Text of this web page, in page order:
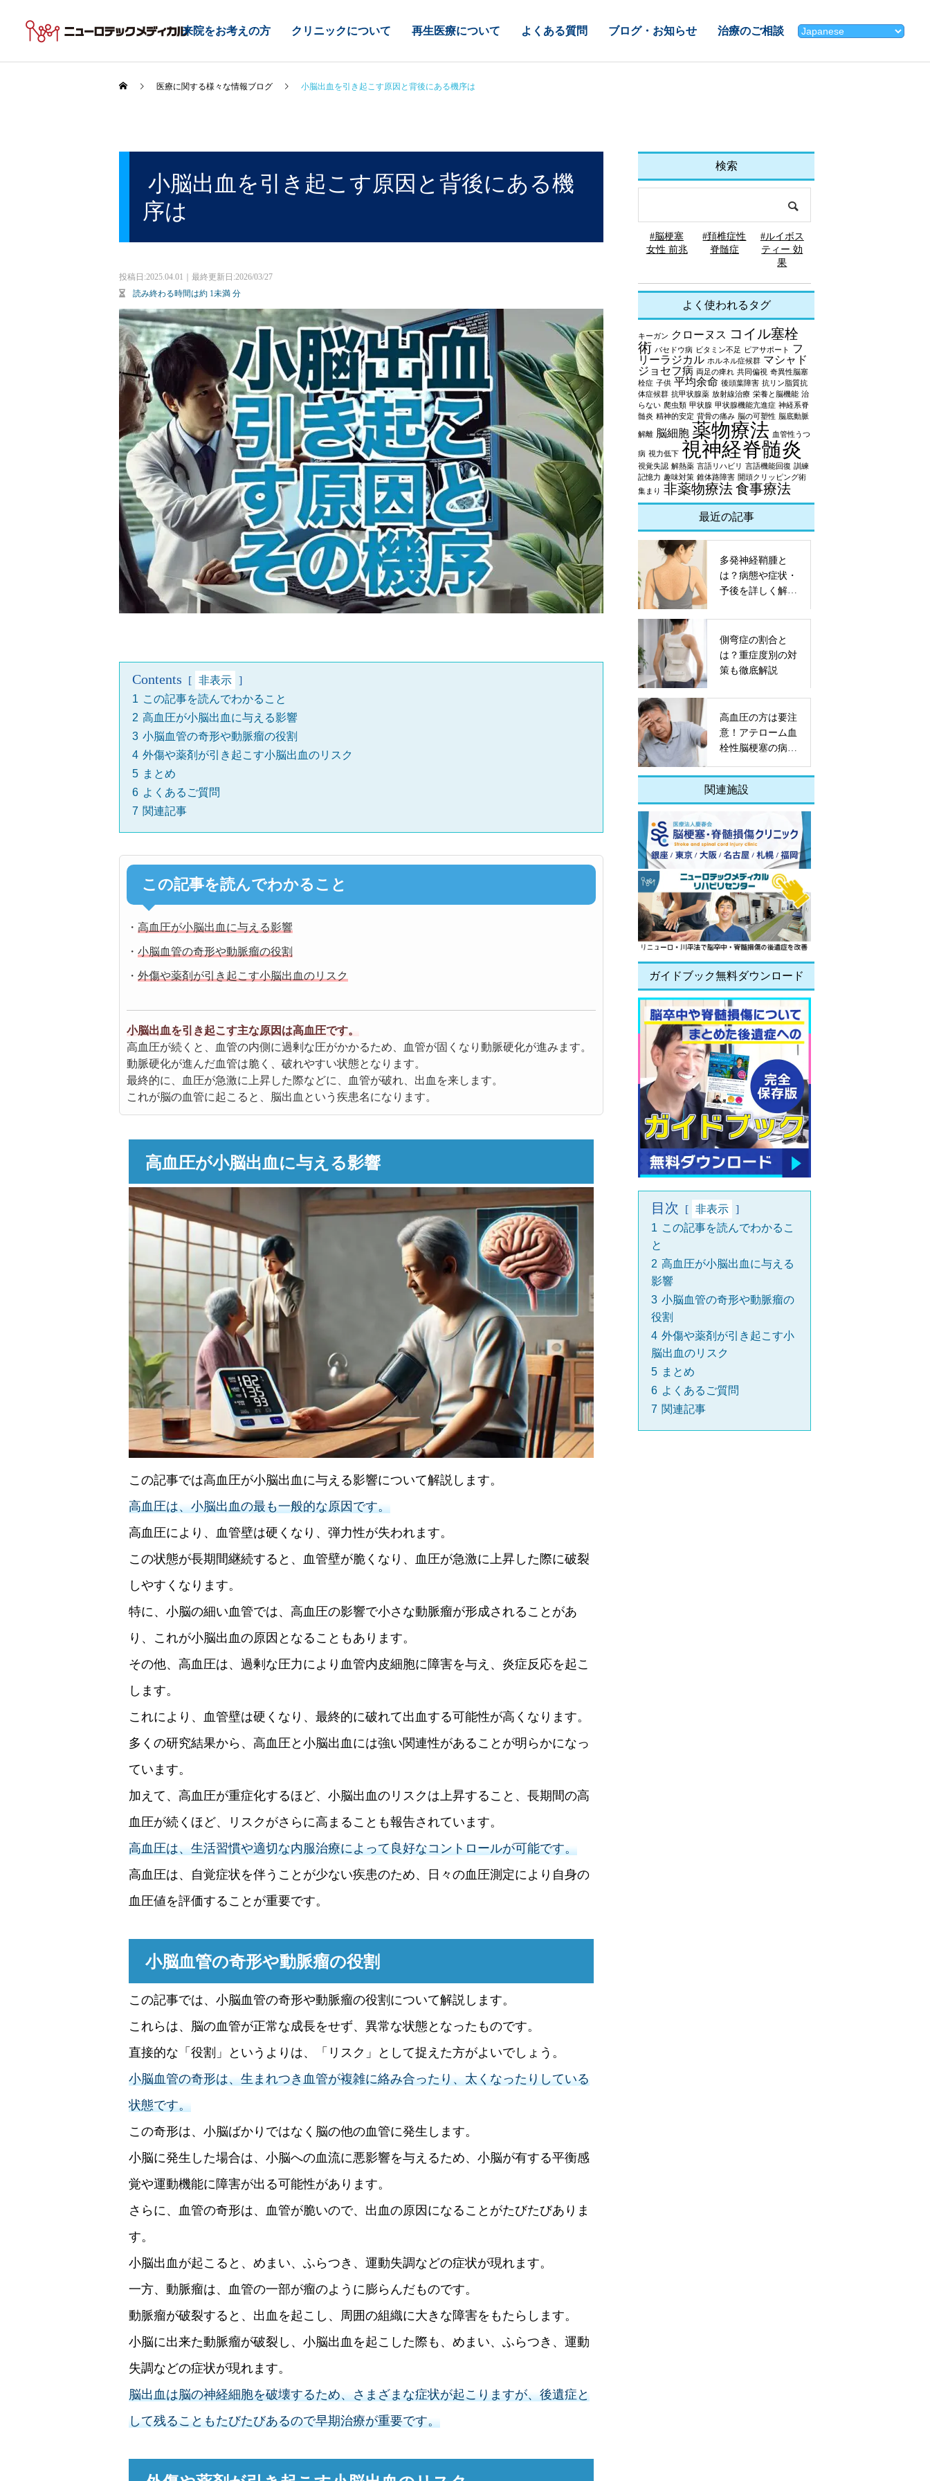
来院をお考えの方 クリニックについて 再生医療について よくある質問 ブログ・お知らせ 治療のご相談
医療に関する様々な情報ブログ 小脳出血を引き起こす原因と背後にある機序は
小脳出血を引き起こす原因と背後にある機
序は
投稿日:2025.04.01｜最終更新日:2026/03/27
読み終わる時間は約 1未満 分
Contents
非表示
1 この記事を読んでわかること
2 高血圧が小脳出血に与える影響
3 小脳血管の奇形や動脈瘤の役割
4 外傷や薬剤が引き起こす小脳出血のリスク
5 まとめ
6 よくあるご質問
7 関連記事
この記事を読んでわかること
・ 高血圧が小脳出血に与える影響
・ 小脳血管の奇形や動脈瘤の役割
・ 外傷や薬剤が引き起こす小脳出血のリスク
小脳出血を引き起こす主な原因は高血圧です。
高血圧が続くと、血管の内側に過剰な圧がかかるため、血管が固くなり動脈硬化が進みます。
動脈硬化が進んだ血管は脆く、破れやすい状態となります。
最終的に、血圧が急激に上昇した際などに、血管が破れ、出血を来します。
これが脳の血管に起こると、脳出血という疾患名になります。
高血圧が小脳出血に与える影響
この記事では高血圧が小脳出血に与える影響について解説します。
高血圧は、小脳出血の最も一般的な原因です。
高血圧により、血管壁は硬くなり、弾力性が失われます。
この状態が長期間継続すると、血管壁が脆くなり、血圧が急激に上昇した際に破裂
しやすくなります。
特に、小脳の細い血管では、高血圧の影響で小さな動脈瘤が形成されることがあ
り、これが小脳出血の原因となることもあります。
その他、高血圧は、過剰な圧力により血管内皮細胞に障害を与え、炎症反応を起こ
します。
これにより、血管壁は硬くなり、最終的に破れて出血する可能性が高くなります。
多くの研究結果から、高血圧と小脳出血には強い関連性があることが明らかになっ
ています。
加えて、高血圧が重症化するほど、小脳出血のリスクは上昇すること、長期間の高
血圧が続くほど、リスクがさらに高まることも報告されています。
高血圧は、生活習慣や適切な内服治療によって良好なコントロールが可能です。
高血圧は、自覚症状を伴うことが少ない疾患のため、日々の血圧測定により自身の
血圧値を評価することが重要です。
小脳血管の奇形や動脈瘤の役割
この記事では、小脳血管の奇形や動脈瘤の役割について解説します。
これらは、脳の血管が正常な成長をせず、異常な状態となったものです。
直接的な「役割」というよりは、「リスク」として捉えた方がよいでしょう。
小脳血管の奇形は、生まれつき血管が複雑に絡み合ったり、太くなったりしている
状態です。
この奇形は、小脳ばかりではなく脳の他の血管に発生します。
小脳に発生した場合は、小脳への血流に悪影響を与えるため、小脳が有する平衡感
覚や運動機能に障害が出る可能性があります。
さらに、血管の奇形は、血管が脆いので、出血の原因になることがたびたびありま
す。
小脳出血が起こると、めまい、ふらつき、運動失調などの症状が現れます。
一方、動脈瘤は、血管の一部が瘤のように膨らんだものです。
動脈瘤が破裂すると、出血を起こし、周囲の組織に大きな障害をもたらします。
小脳に出来た動脈瘤が破裂し、小脳出血を起こした際も、めまい、ふらつき、運動
失調などの症状が現れます。
脳出血は脳の神経細胞を破壊するため、さまざまな症状が起こりますが、後遺症と
して残ることもたびたびあるので早期治療が重要です。
検索
#脳梗塞
女性 前兆
#頚椎症性
脊髄症
#ルイボス
ティー 効
果
よく使われるタグ
キーガン クローヌス コイル塞栓
術 バセドウ病 ビタミン不足 ピアサポート
フ
リーラジカル ホルネル症候群 マシャド
ジョセフ病 両足の痺れ 共同偏視 奇異性脳塞
栓症 子供 平均余命 後頭葉障害 抗リン脂質抗
体症候群 抗甲状腺薬 放射線治療 栄養と脳機能 治
らない 爬虫類 甲状腺 甲状腺機能亢進症 神経系脊
髄炎 精神的安定 背骨の痛み 脳の可塑性 脳底動脈
解離 脳細胞 薬物療法 血管性うつ
病 視力低下 視神経脊髄炎
視覚失認 解熱薬 言語リハビリ 言語機能回復 訓練
記憶力 趣味対策 錐体路障害 開頭クリッピング術
集まり 非薬物療法食事療法
最近の記事
多発神経鞘腫と
は？病態や症状・
予後を詳しく解
側弯症の割合と
は？重症度別の対
策も徹底解説
高血圧の方は要注
意！アテローム血
栓性脳梗塞の病態
関連施設
ガイドブック無料ダウンロード
目次
非表示
1 この記事を読んでわかるこ
と
2 高血圧が小脳出血に与える
影響
3 小脳血管の奇形や動脈瘤の
役割
4 外傷や薬剤が引き起こす小
脳出血のリスク
5 まとめ
6 よくあるご質問
7 関連記事